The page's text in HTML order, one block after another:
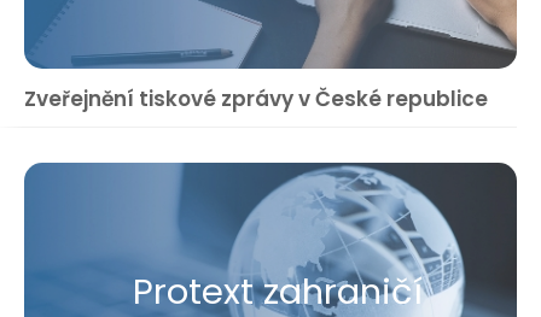
Zveřejnění tiskové zprávy v České republice
Protext zahraničí